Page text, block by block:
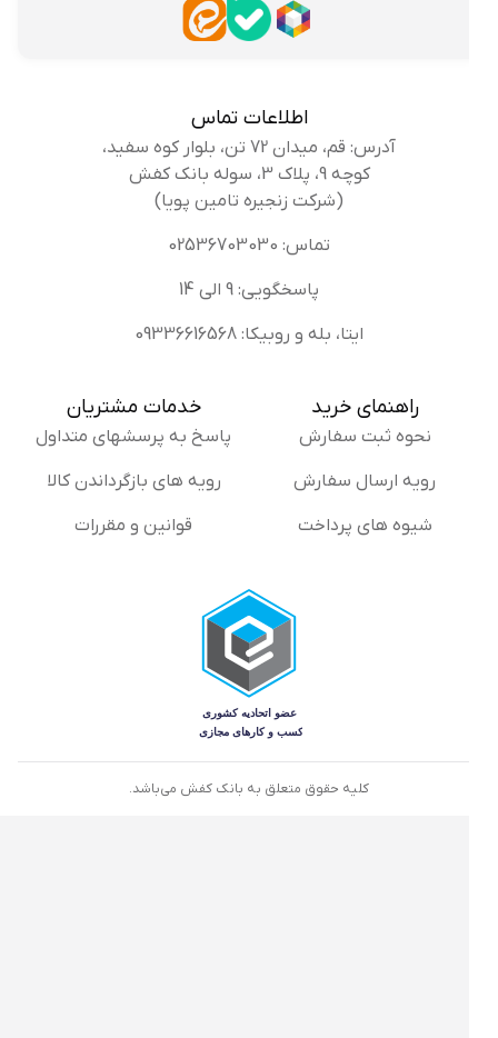
اطلاعات تماس
آدرس: قم، میدان 72 تن، بلوار کوه سفید،
کوچه 9، پلاک 3، سوله بانک کفش
(شرکت زنجیره تامین پویا)
تماس: 02536703030
پاسخگویی: 9 الی 14
ایتا، بله و روبیکا: 09336616568
راهنمای خرید
نحوه ثبت سفارش
رویه ارسال سفارش
شیوه های پرداخت
خدمات مشتریان
پاسخ به پرسشهای متداول
رویه های بازگرداندن کالا
قوانین و مقررات
کلیه حقوق متعلق به بانک کفش می‌باشد.